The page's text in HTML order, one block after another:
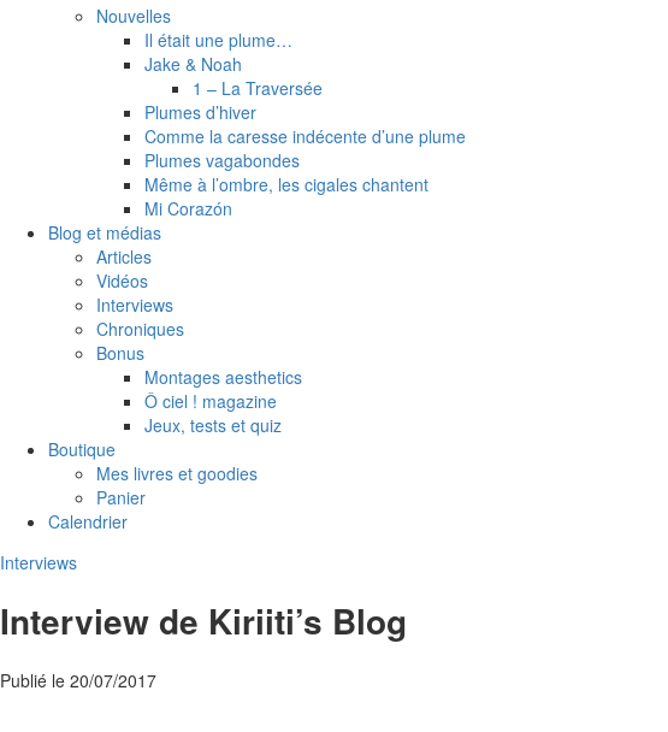
Nouvelles
Il était une plume…
Jake & Noah
1 – La Traversée
Plumes d’hiver
Comme la caresse indécente d’une plume
Plumes vagabondes
Même à l’ombre, les cigales chantent
Mi Corazón
Blog et médias
Articles
Vidéos
Interviews
Chroniques
Bonus
Montages aesthetics
Ô ciel ! magazine
Jeux, tests et quiz
Boutique
Mes livres et goodies
Panier
Calendrier
Interviews
Interview de Kiriiti’s Blog
Publié le 20/07/2017